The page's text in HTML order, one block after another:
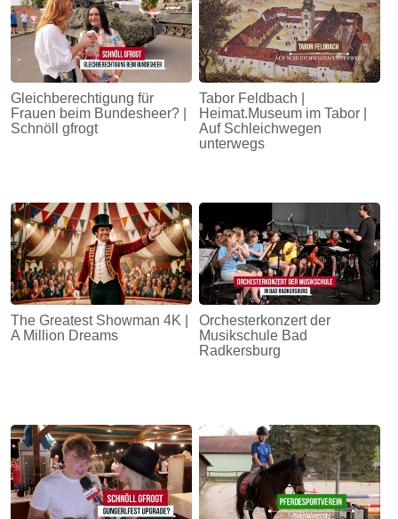
Gleichberechtigung für
Frauen beim Bundesheer? |
Schnöll gfrogt
Tabor Feldbach |
Heimat.Museum im Tabor |
Auf Schleichwegen
unterwegs
The Greatest Showman 4K |
A Million Dreams
Orchesterkonzert der
Musikschule Bad
Radkersburg